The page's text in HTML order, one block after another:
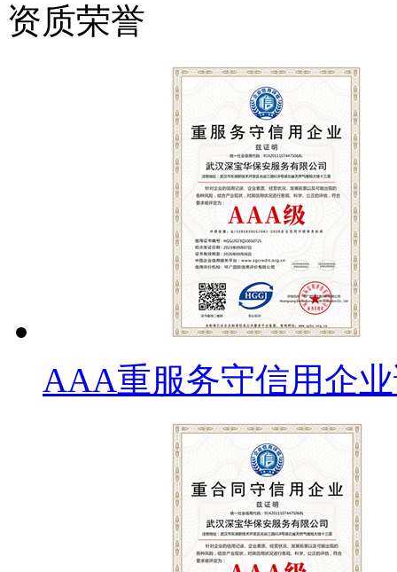
资质荣誉
AAA重服务守信用企